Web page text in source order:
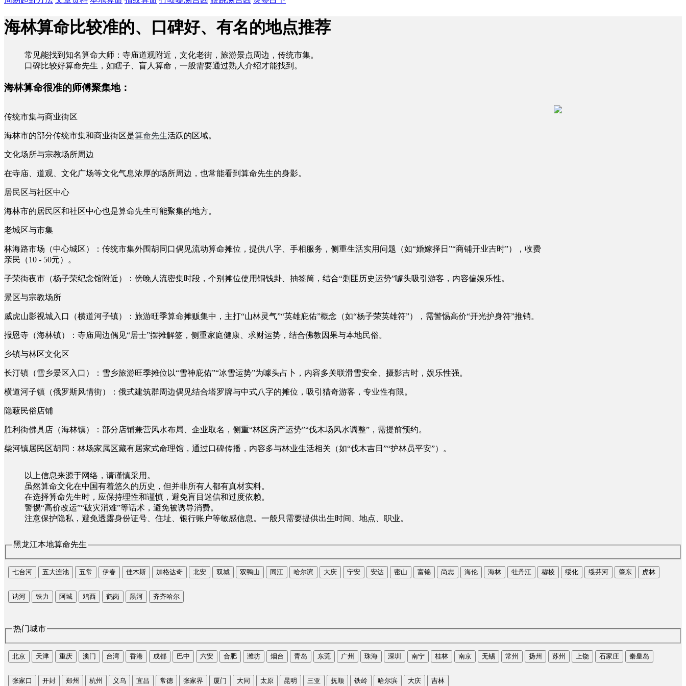
海林算命比较准的、口碑好、有名的地点推荐
常见能找到知名算命大师：寺庙道观附近，文化老街，旅游景点周边，传统市集。
口碑比较好算命先生，如瞎子、盲人算命，一般需要通过熟人介绍才能找到。
海林算命很准的师傅聚集地：
传统市集与商业街区
海林市的部分传统市集和商业街区是算命先生活跃的区域。
文化场所与宗教场所周边
在寺庙、道观、文化广场等文化气息浓厚的场所周边，也常能看到算命先生的身影。
居民区与社区中心
海林市的居民区和社区中心也是算命先生可能聚集的地方。
老城区与市集
林海路市场（中心城区）：传统市集外围胡同口偶见流动算命摊位，提供八字、手相服务，侧重生活实用问题（如“婚嫁择日”“商铺开业吉时”），收费
亲民（10 - 50元）。
子荣街夜市（杨子荣纪念馆附近）：傍晚人流密集时段，个别摊位使用铜钱卦、抽签筒，结合“剿匪历史运势”噱头吸引游客，内容偏娱乐性。
景区与宗教场所
威虎山影视城入口（横道河子镇）：旅游旺季算命摊贩集中，主打“山林灵气”“英雄庇佑”概念（如“杨子荣英雄符”），需警惕高价“开光护身符”推销。
报恩寺（海林镇）：寺庙周边偶见“居士”摆摊解签，侧重家庭健康、求财运势，结合佛教因果与本地民俗。
乡镇与林区文化区
长汀镇（雪乡景区入口）：雪乡旅游旺季摊位以“雪神庇佑”“冰雪运势”为噱头占卜，内容多关联滑雪安全、摄影吉时，娱乐性强。
横道河子镇（俄罗斯风情街）：俄式建筑群周边偶见结合塔罗牌与中式八字的摊位，吸引猎奇游客，专业性有限。
隐蔽民俗店铺
胜利街佛具店（海林镇）：部分店铺兼营风水布局、企业取名，侧重“林区房产运势”“伐木场风水调整”，需提前预约。
柴河镇居民区胡同：林场家属区藏有居家式命理馆，通过口碑传播，内容多与林业生活相关（如“伐木吉日”“护林员平安”）。
以上信息来源于网络，请谨慎采用。
虽然算命文化在中国有着悠久的历史，但并非所有人都有真材实料。
在选择算命先生时，应保持理性和谨慎，避免盲目迷信和过度依赖。
警惕“高价改运”“破灾消难”等话术，避免被诱导消费。
注意保护隐私，避免透露身份证号、住址、银行账户等敏感信息。一般只需要提供出生时间、地点、职业。
黑龙江本地算命先生
七台河 五大连池 五常 伊春 佳木斯 加格达奇 北安 双城 双鸭山 同江 哈尔滨 大庆 宁安 安达 密山 富锦 尚志 海伦 海林 牡丹江 穆棱 绥化 绥芬河 肇东 虎林
讷河 铁力 阿城 鸡西 鹤岗 黑河 齐齐哈尔
热门城市
北京 天津 重庆 澳门 台湾 香港 成都 巴中 六安 合肥 潍坊 烟台 青岛 东莞 广州 珠海 深圳 南宁 桂林 南京 无锡 常州 扬州 苏州 上饶 石家庄 秦皇岛
张家口 开封 郑州 杭州 义乌 宜昌 常德 张家界 厦门 大同 太原 昆明 三亚 抚顺 铁岭 哈尔滨 大庆 吉林